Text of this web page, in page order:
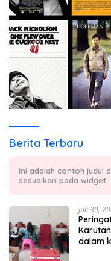
Berita Terbaru
Ini adalah contoh judul
sesuaikan pada widget
Juli 30,
dalam